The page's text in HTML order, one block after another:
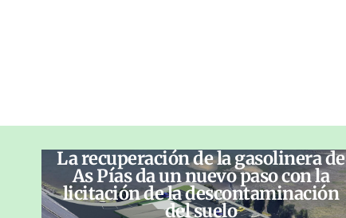
La recuperación de la gasolinera de
As Pías da un nuevo paso con la
licitación de la descontaminación
del suelo